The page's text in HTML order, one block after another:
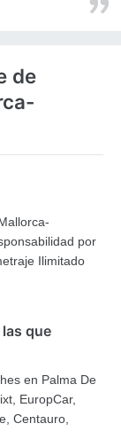
de
por
Ilimitado
que
en Palma De
EuropCar,
Centauro,